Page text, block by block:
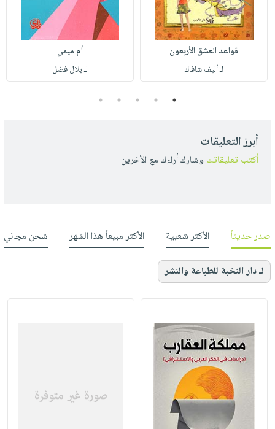
قواعد العشق الأربعون
لـ أليف شافاك
أم ميمي
لـ بلال فضل
1
2
3
4
5
أبرز التعليقات
أكتب تعليقاتك وشارك أراءك مع الأخرين
صدر حديثاً الأكثر شعبية الأكثر مبيعاً هذا الشهر شحن مجاني
لـ دار النخبة للطباعة والنشر